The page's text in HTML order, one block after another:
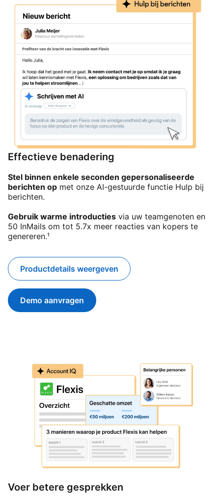
Effectieve benadering
Stel binnen enkele seconden gepersonaliseerde
berichten op met onze AI-gestuurde functie Hulp bij
berichten.
Gebruik warme introducties via uw teamgenoten en
50 InMails om tot 5.7x meer reacties van kopers te
genereren.¹
Productdetails weergeven
Demo aanvragen
Voer betere gesprekken